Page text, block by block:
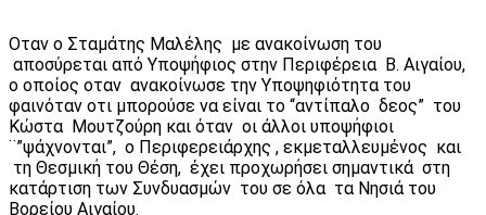
Οταν ο Σταμάτης Μαλέλης με ανακοίνωση του
αποσύρεται από Υποψήφιος στην Περιφέρεια Β. Αιγαίου,
ο οποίος οταν ανακοίνωσε την Υποψηφιότητα του
φαινόταν οτι μπορούσε να είναι το “αντίπαλο δεος” του
Κώστα Μουτζούρη και όταν οι άλλοι υποψήφιοι
¨”ψάχνονται”, ο Περιφερειάρχης , εκμεταλλευμένος και
τη Θεσμική του Θέση, έχει προχωρήσει σημαντικά στη
κατάρτιση των Συνδυασμών του σε όλα τα Νησιά του
Βορείου Αιγαίου.